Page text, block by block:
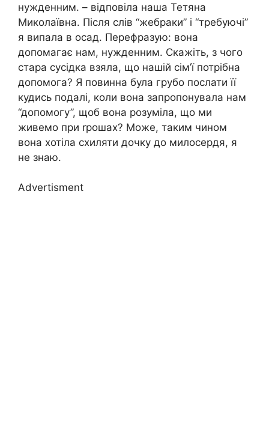
нужденним. – відповіла наша Тетяна
Миколаївна. Після слів “жебраки” і “требуючі”
я випала в осад. Перефразую: вона
допомагає нам, нужденним. Скажіть, з чого
стара сусідка взяла, що нашій сім’ї потрібна
допомога? Я повинна була гpубо послати її
кудись подалі, коли вона запропонувала нам
“допомогу”, щоб вона розуміла, що ми
живемо при rрошах? Може, таким чином
вона хотіла схиляти дочку до милосердя, я
не знаю.
Advertisment